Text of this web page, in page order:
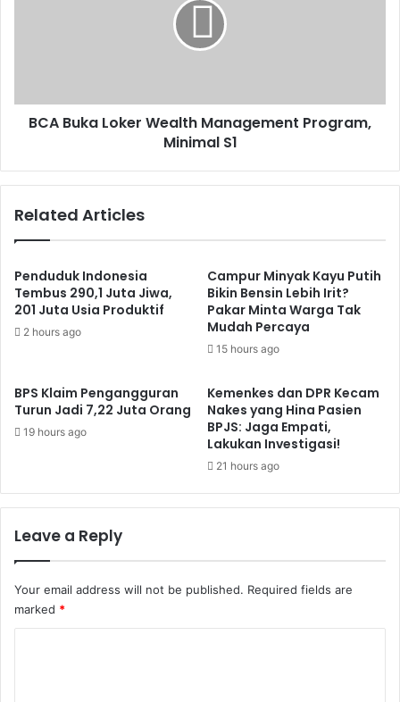
BCA Buka Loker Wealth Management Program,
Minimal S1
Related Articles
Penduduk Indonesia
Tembus 290,1 Juta Jiwa,
201 Juta Usia Produktif
2 hours ago
Campur Minyak Kayu Putih
Bikin Bensin Lebih Irit?
Pakar Minta Warga Tak
Mudah Percaya
15 hours ago
BPS Klaim Pengangguran
Turun Jadi 7,22 Juta Orang
19 hours ago
Kemenkes dan DPR Kecam
Nakes yang Hina Pasien
BPJS: Jaga Empati,
Lakukan Investigasi!
21 hours ago
Leave a Reply
Your email address will not be published. Required fields are
marked *